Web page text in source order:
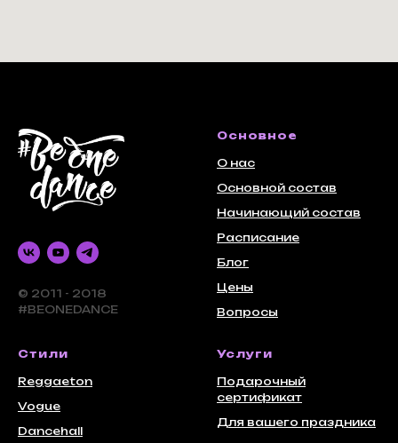
© 2011 - 2018
#BEONEDANCE
Основное
О нас
Основной состав
Начинающий состав
Расписание
Блог
Цены
Вопросы
Стили
Reggaeton
Vogue
Dancehall
Услуги
Подарочный
сертификат
Для вашего праздника